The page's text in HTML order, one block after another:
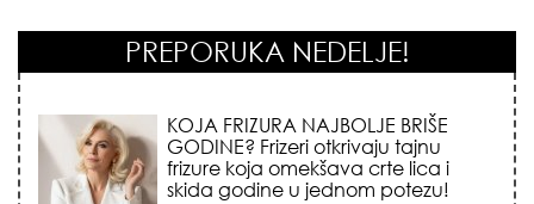
PREPORUKA NEDELJE!
KOJA FRIZURA NAJBOLJE BRIŠE
GODINE? Frizeri otkrivaju tajnu
frizure koja omekšava crte lica i
skida godine u jednom potezu!